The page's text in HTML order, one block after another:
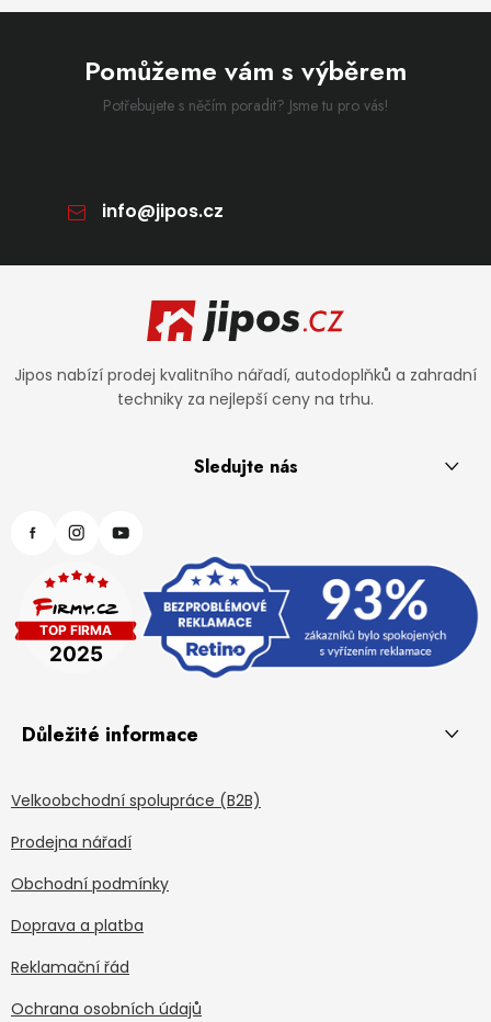
Pomůžeme vám s výběrem
Potřebujete s něčím poradit? Jsme tu pro vás!
info@jipos.cz
Jipos nabízí prodej kvalitního nářadí, autodoplňků a zahradní
techniky za nejlepší ceny na trhu.
Sledujte nás
Důležité informace
Velkoobchodní spolupráce (B2B)
Prodejna nářadí
Obchodní podmínky
Doprava a platba
Reklamační řád
Ochrana osobních údajů